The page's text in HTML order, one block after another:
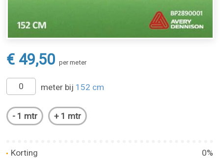
€ 49,50 per meter
meter bij 152 cm
Korting
0%